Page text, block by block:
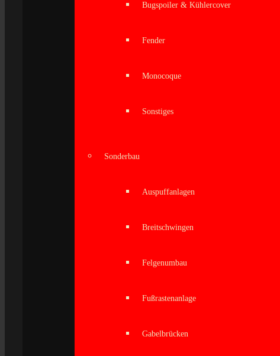
Bugspoiler & Kühlercover
Fender
Monocoque
Sonstiges
Sonderbau
Auspuffanlagen
Breitschwingen
Felgenumbau
Fußrastenanlage
Gabelbrücken